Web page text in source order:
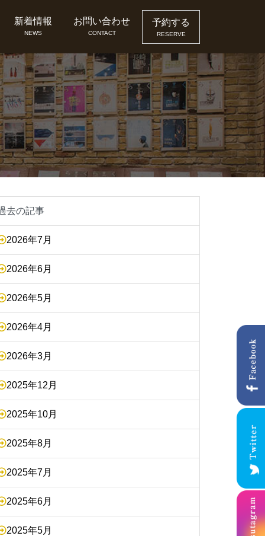
新着情報
NEWS
お問い合わせ
CONTACT
予約する
RESERVE
去の記事
2026年7月
2026年6月
2026年5月
2026年4月
2026年3月
2025年12月
2025年10月
2025年8月
2025年7月
2025年6月
2025年5月